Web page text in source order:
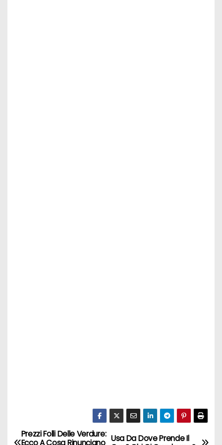
N
Usa Da Dove Prende Il
Prezzi Folli Delle Verdure:
Ecco A Cosa Rinunciano